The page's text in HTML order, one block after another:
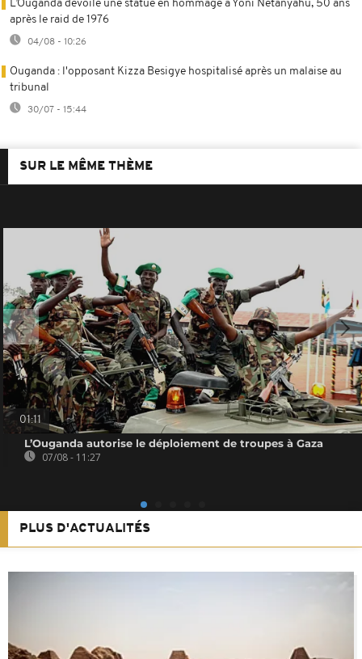
L’Ouganda dévoile une statue en hommage à Yoni Netanyahu, 50 ans
après le raid de 1976
04/08 - 10:26
Ouganda : l'opposant Kizza Besigye hospitalisé après un malaise au
tribunal
30/07 - 15:44
SUR LE MÊME THÈME
01:11
L’Ouganda autorise le déploiement de troupes à Gaza
07/08 - 11:27
PLUS D'ACTUALITÉS